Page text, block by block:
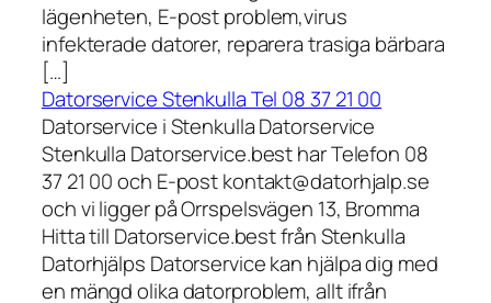
lägenheten, E-post problem,virus
infekterade datorer, reparera trasiga bärbara
[…]
Datorservice Stenkulla Tel 08 37 21 00
Datorservice i Stenkulla Datorservice
Stenkulla Datorservice.best har Telefon 08
37 21 00 och E-post kontakt@datorhjalp.se
och vi ligger på Orrspelsvägen 13, Bromma
Hitta till Datorservice.best från Stenkulla
Datorhjälps Datorservice kan hjälpa dig med
en mängd olika datorproblem, allt ifrån